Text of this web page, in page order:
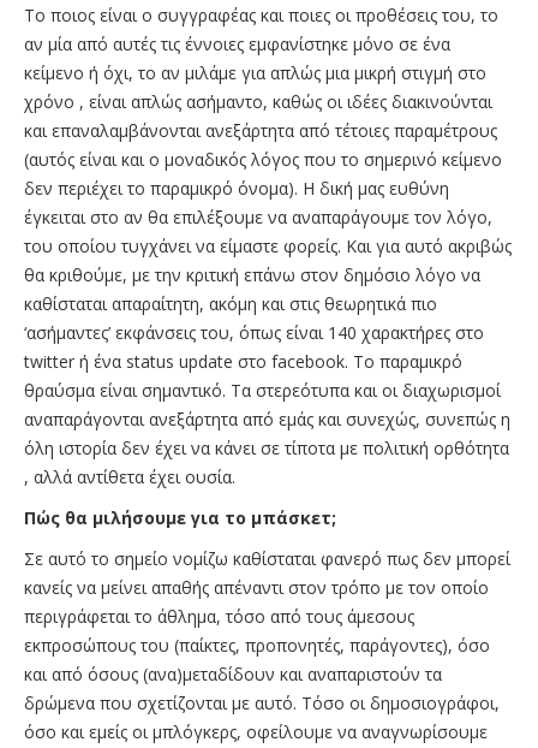
Το ποιος είναι ο συγγραφέας και ποιες οι προθέσεις του, το
αν μία από αυτές τις έννοιες εμφανίστηκε μόνο σε ένα
κείμενο ή όχι, το αν μιλάμε για απλώς μια μικρή στιγμή στο
χρόνο , είναι απλώς ασήμαντο, καθώς οι ιδέες διακινούνται
και επαναλαμβάνονται ανεξάρτητα από τέτοιες παραμέτρους
(αυτός είναι και ο μοναδικός λόγος που το σημερινό κείμενο
δεν περιέχει το παραμικρό όνομα). Η δική μας ευθύνη
έγκειται στο αν θα επιλέξουμε να αναπαράγουμε τον λόγο,
του οποίου τυγχάνει να είμαστε φορείς. Και για αυτό ακριβώς
θα κριθούμε, με την κριτική επάνω στον δημόσιο λόγο να
καθίσταται απαραίτητη, ακόμη και στις θεωρητικά πιο
‘ασήμαντες’ εκφάνσεις του, όπως είναι 140 χαρακτήρες στο
twitter ή ένα status update στο facebook. Το παραμικρό
θραύσμα είναι σημαντικό. Τα στερεότυπα και οι διαχωρισμοί
αναπαράγονται ανεξάρτητα από εμάς και συνεχώς, συνεπώς η
όλη ιστορία δεν έχει να κάνει σε τίποτα με πολιτική ορθότητα
, αλλά αντίθετα έχει ουσία.
Πώς θα μιλήσουμε για το μπάσκετ;
Σε αυτό το σημείο νομίζω καθίσταται φανερό πως δεν μπορεί
κανείς να μείνει απαθής απέναντι στον τρόπο με τον οποίο
περιγράφεται το άθλημα, τόσο από τους άμεσους
εκπροσώπους του (παίκτες, προπονητές, παράγοντες), όσο
και από όσους (ανα)μεταδίδουν και αναπαριστούν τα
δρώμενα που σχετίζονται με αυτό. Τόσο οι δημοσιογράφοι,
όσο και εμείς οι μπλόγκερς, οφείλουμε να αναγνωρίσουμε